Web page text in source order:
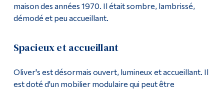
maison des années 1970. Il était sombre, lambrissé,
démodé et peu accueillant.
Spacieux et accueillant
Oliver's est désormais ouvert, lumineux et accueillant. Il
est doté d'un mobilier modulaire qui peut être